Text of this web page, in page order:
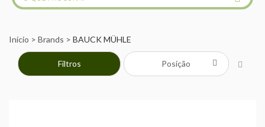
Início Brands BAUCK MÜHLE
Filtros